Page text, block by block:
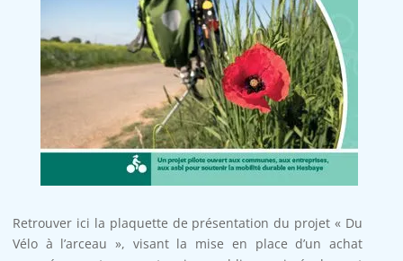
Retrouver ici la plaquette de présentation du projet « Du
Vélo à l’arceau », visant la mise en place d’un achat